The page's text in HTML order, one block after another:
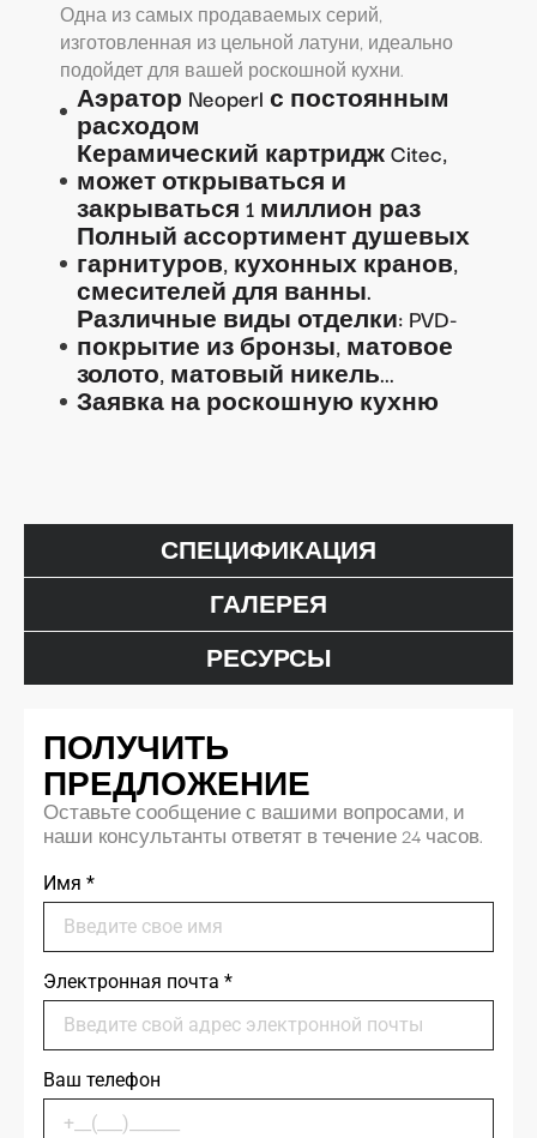
СПЕЦИФИКАЦИЯ
ГАЛЕРЕЯ
РЕСУРСЫ
Одна из самых продаваемых серий,
изготовленная из цельной латуни, идеально
подойдет для вашей роскошной кухни.
Аэратор Neoperl с постоянным
расходом
Керамический картридж Citec,
может открываться и
закрываться 1 миллион раз
Полный ассортимент душевых
гарнитуров, кухонных кранов,
смесителей для ванны.
Различные виды отделки: PVD-
покрытие из бронзы, матовое
золото, матовый никель...
Заявка на роскошную кухню
ПОЛУЧИТЬ
ПРЕДЛОЖЕНИЕ
Оставьте сообщение с вашими вопросами, и
наши консультанты ответят в течение 24 часов.
Имя *
Электронная почта *
Ваш телефон